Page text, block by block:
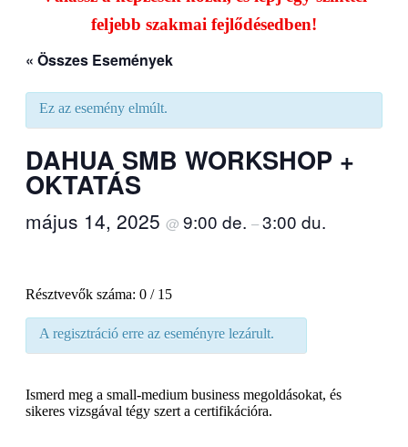
feljebb szakmai fejlődésedben!
« Összes Események
Ez az esemény elmúlt.
DAHUA SMB WORKSHOP +
OKTATÁS
május 14, 2025 @ 9:00 de. –3:00 du.
Résztvevők száma: 0 / 15
A regisztráció erre az eseményre lezárult.
Ismerd meg a small-medium business megoldásokat, és
sikeres vizsgával tégy szert a certifikációra.